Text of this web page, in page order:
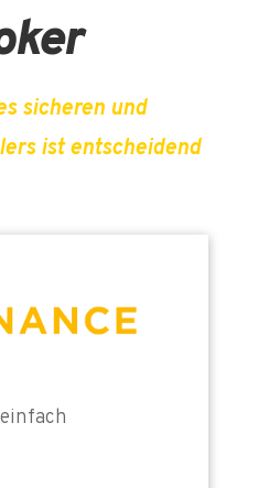
sicheren und
ist entscheidend